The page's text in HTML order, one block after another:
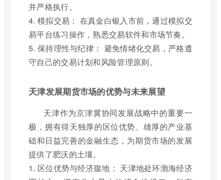
并严格执行。
4. 模拟交易： 在真金白银入市前，通过模拟交
易平台练习操作，熟悉交易软件和市场节奏。
5. 保持理性与纪律： 避免情绪化交易，严格遵
守自己的交易计划和风险管理原则。
天津发展期货市场的优势与未来展望
天津作为京津冀协同发展战略中的重要一
极，拥有得天独厚的区位优势、雄厚的产业基
础和日益完善的金融生态，为期货市场的发展
提供了肥沃的土壤。
1. 区位优势与经济腹地： 天津地处环渤海经济